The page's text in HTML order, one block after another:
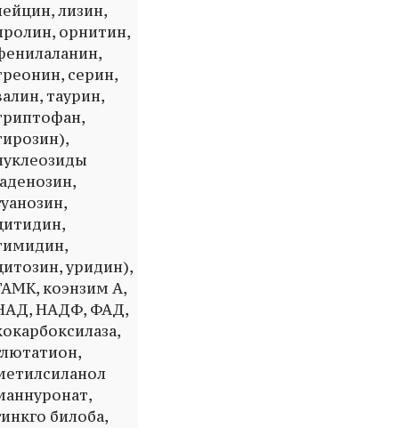
лизин,
орнитин,
серин,
таурин,
уридин),
коэнзим A,
НАДФ, ФАД,
билоба,